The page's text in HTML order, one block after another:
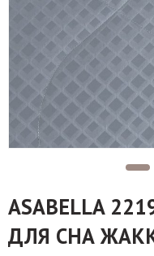
ASABELLA
ДЛЯ СНА